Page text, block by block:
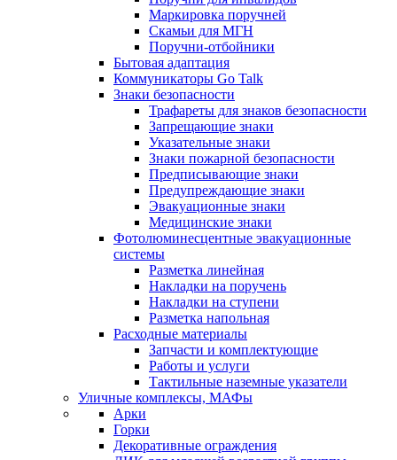
Маркировка поручней
Скамьи для МГН
Поручни-отбойники
Бытовая адаптация
Коммуникаторы Go Talk
Знаки безопасности
Трафареты для знаков безопасности
Запрещающие знаки
Указательные знаки
Знаки пожарной безопасности
Предписывающие знаки
Предупреждающие знаки
Эвакуационные знаки
Медицинские знаки
Фотолюминесцентные эвакуационные
системы
Разметка линейная
Накладки на поручень
Накладки на ступени
Разметка напольная
Расходные материалы
Запчасти и комплектующие
Работы и услуги
Тактильные наземные указатели
Уличные комплексы, МАФы
Арки
Горки
Декоративные ограждения